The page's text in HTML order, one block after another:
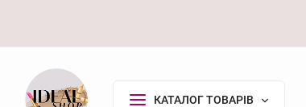
КАТАЛОГ ТОВАРІВ